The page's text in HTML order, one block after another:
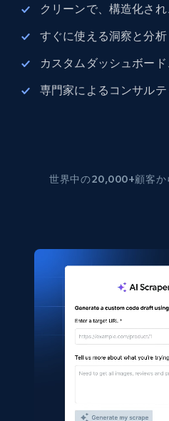
クリーンで、構造化さ
すぐに使える洞察と分析
カスタムダッシュボー
専門家によるコンサル
世界中の20,000+顧客か